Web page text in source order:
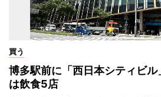
買う
博多駅前に「西日本シティビ
は飲食5店